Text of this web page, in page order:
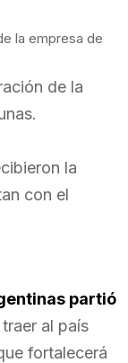
la empresa de
de la
la
con el
partió
al país
fortalecerá